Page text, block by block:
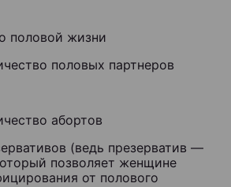
половой жизни
половых партнеров
абортов
(ведь презерватив —
позволяет женщине
от полового